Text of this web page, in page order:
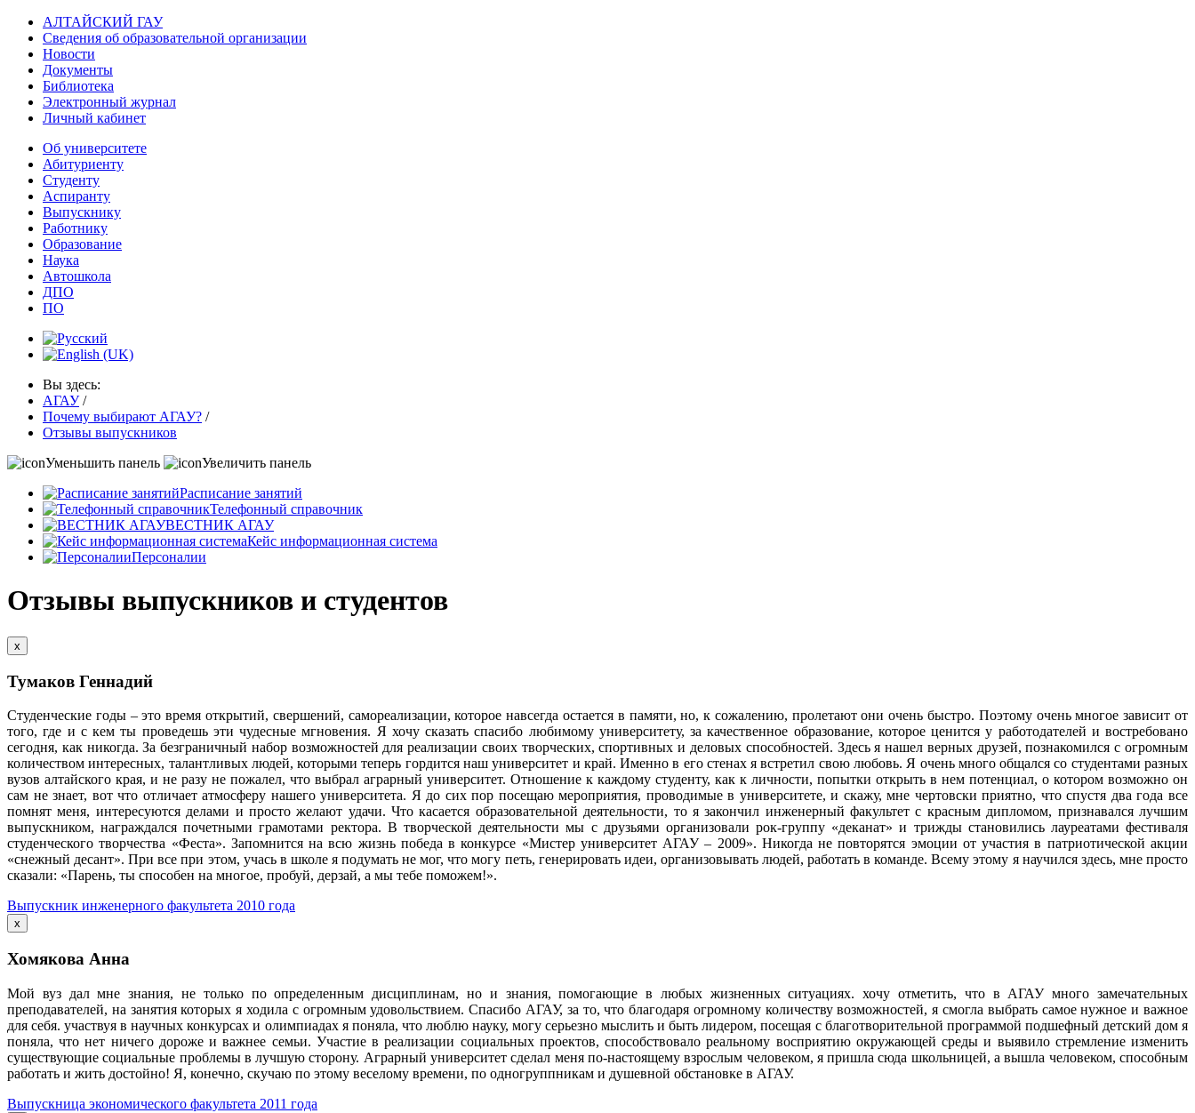
АЛТАЙСКИЙ ГАУ
Сведения об образовательной организации
Новости
Документы
Библиотека
Электронный журнал
Личный кабинет
Об университете
Абитуриенту
Студенту
Аспиранту
Выпускнику
Работнику
Образование
Наука
Автошкола
ДПО
ПО
Вы здесь:
АГАУ /
Почему выбирают АГАУ? /
Отзывы выпускников
Уменьшить панель
Увеличить панель
Расписание занятий
Телефонный справочник
ВЕСТНИК АГАУ
Кейс информационная система
Персоналии
Отзывы выпускников и студентов
x
Тумаков Геннадий
Студенческие годы – это время открытий, свершений, самореализации, которое навсегда остается в памяти, но, к сожалению, пролетают они очень быстро. Поэтому очень многое зависит от
того, где и с кем ты проведешь эти чудесные мгновения. Я хочу сказать спасибо любимому университету, за качественное образование, которое ценится у работодателей и востребовано
сегодня, как никогда. За безграничный набор возможностей для реализации своих творческих, спортивных и деловых способностей. Здесь я нашел верных друзей, познакомился с огромным
количеством интересных, талантливых людей, которыми теперь гордится наш университет и край. Именно в его стенах я встретил свою любовь. Я очень много общался со студентами разных
вузов алтайского края, и не разу не пожалел, что выбрал аграрный университет. Отношение к каждому студенту, как к личности, попытки открыть в нем потенциал, о котором возможно он
сам не знает, вот что отличает атмосферу нашего университета. Я до сих пор посещаю мероприятия, проводимые в университете, и скажу, мне чертовски приятно, что спустя два года все
помнят меня, интересуются делами и просто желают удачи. Что касается образовательной деятельности, то я закончил инженерный факультет с красным дипломом, признавался лучшим
выпускником, награждался почетными грамотами ректора. В творческой деятельности мы с друзьями организовали рок-группу «деканат» и трижды становились лауреатами фестиваля
студенческого творчества «Феста». Запомнится на всю жизнь победа в конкурсе «Мистер университет АГАУ – 2009». Никогда не повторятся эмоции от участия в патриотической акции
«снежный десант». При все при этом, учась в школе я подумать не мог, что могу петь, генерировать идеи, организовывать людей, работать в команде. Всему этому я научился здесь, мне просто
сказали: «Парень, ты способен на многое, пробуй, дерзай, а мы тебе поможем!».
Выпускник инженерного факультета 2010 года
x
Хомякова Анна
Мой вуз дал мне знания, не только по определенным дисциплинам, но и знания, помогающие в любых жизненных ситуациях. хочу отметить, что в АГАУ много замечательных
преподавателей, на занятия которых я ходила с огромным удовольствием. Спасибо АГАУ, за то, что благодаря огромному количеству возможностей, я смогла выбрать самое нужное и важное
для себя. участвуя в научных конкурсах и олимпиадах я поняла, что люблю науку, могу серьезно мыслить и быть лидером, посещая с благотворительной программой подшефный детский дом я
поняла, что нет ничего дороже и важнее семьи. Участие в реализации социальных проектов, способствовало реальному восприятию окружающей среды и выявило стремление изменить
существующие социальные проблемы в лучшую сторону. Аграрный университет сделал меня по-настоящему взрослым человеком, я пришла сюда школьницей, а вышла человеком, способным
работать и жить достойно! Я, конечно, скучаю по этому веселому времени, по одногруппникам и душевной обстановке в АГАУ.
Выпускница экономического факультета 2011 года